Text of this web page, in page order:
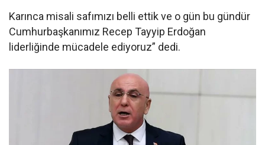
Karınca misali safımızı belli ettik ve o gün bu gündür
Cumhurbaşkanımız Recep Tayyip Erdoğan
liderliğinde mücadele ediyoruz” dedi.